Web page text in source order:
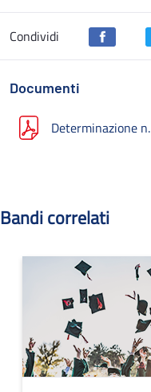
Condividi
Documenti
Determinazione
Bandi correlati